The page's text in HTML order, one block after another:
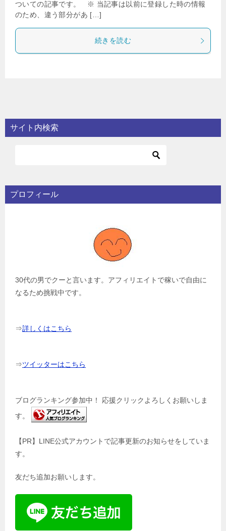
ついての記事です。 ※ 当記事は以前に登録した時の情報
のため、違う部分があ […]
続きを読む
サイト内検索
プロフィール
30代の男でクーと言います。アフィリエイトで稼いで自由に
なるため挑戦中です。
⇒詳しくはこちら
⇒ツイッターはこちら
ブログランキング参加中！ 応援クリックよろしくお願いしま
す。
【PR】LINE公式アカウントで記事更新のお知らせをしていま
す。
友だち追加お願いします。